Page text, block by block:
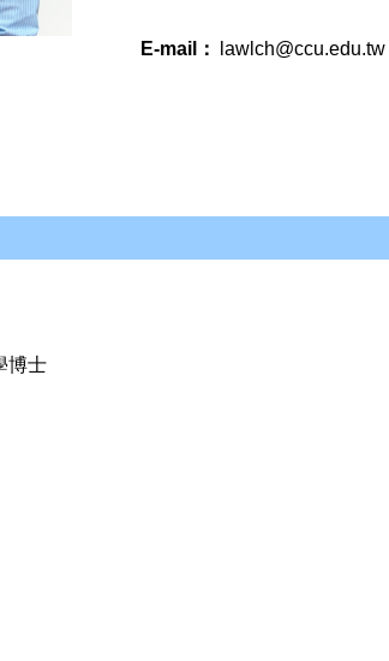
E-mail： lawlch@ccu.edu.tw
博士